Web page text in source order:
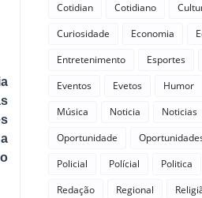
Cotidian
Cotidiano
Curiosidade
Economia
Entretenimento
Esportes
Eventos
Evetos Humor
Música
Noticia Noticias
Oportunidade
Policial
Polícial Politica
Redação
Regional